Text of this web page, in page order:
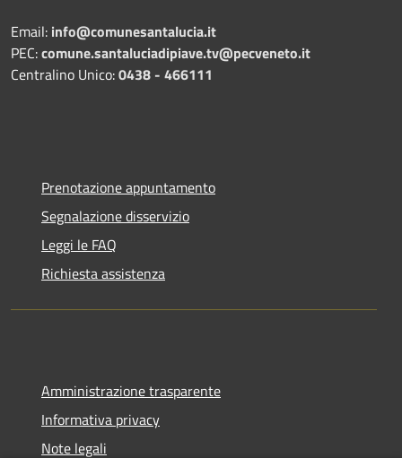
Email: info@comunesantalucia.it
PEC:comune.santaluciadipiave.tv@pecveneto.it
Centralino Unico:0438 - 466111
Prenotazione appuntamento
Segnalazione disservizio
Leggi le FAQ
Richiesta assistenza
Amministrazione trasparente
Informativa privacy
Note legali